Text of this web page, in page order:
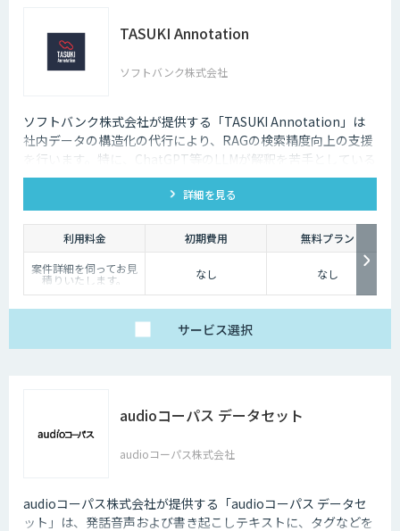
TASUKI Annotation
ソフトバンク株式会社
ソフトバンク株式会社が提供する「TASUKI Annotation」は
社内データの構造化の代行により、RAGの検索精度向上の支援
を行います。特に、ChatGPT等のLLMが解釈を苦手としている
図表などの情報も回答させることが可能になります。
詳細を見る
利用料金 初期費用
無料プラン
案件詳細を伺ってお見
積りいたします。 なし なし
サービス選択
audioコーパス データセット
audioコーパス株式会社
audioコーパス株式会社が提供する「audioコーパス データセ
ット」は、発話音声および書き起こしテキストに、タグなどを